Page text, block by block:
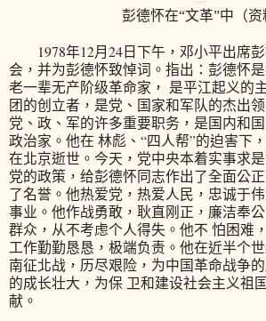
彭德怀在“文革”中（资
1978年12月24日下午，邓小平出席
会，并为彭德怀致悼词。指出：彭德怀
老一辈无产阶级革命家， 是平江起义的
团的创立者，是党、国家和军队的杰出
党、政、军的许多重要职务，是国内和
政治家。他在 林彪、“四人帮”的迫害下
在北京逝世。今天，党中央本着实事求
党的政策，给彭德怀同志作出了全面公
了名誉。他热爱党，热爱人民，忠诚于
事业。他作战勇敢，耿直刚正，廉洁奉
群众，从不考虑个人得失。他不 怕困难
工作勤勤恳恳，极端负责。他在近半个
南征北战，历尽艰险，为中国革命战争
的成长壮大，为保 卫和建设社会主义祖
献。